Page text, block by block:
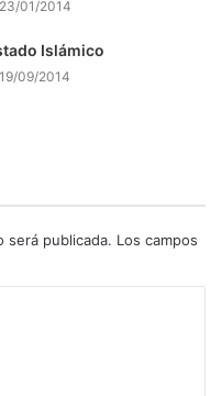
23/01/2014
Islámico
19/09/2014
será publicada. Los campos